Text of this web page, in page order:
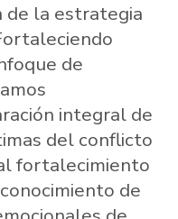
de la estrategia
de
integral de
del conflicto
fortalecimiento
de